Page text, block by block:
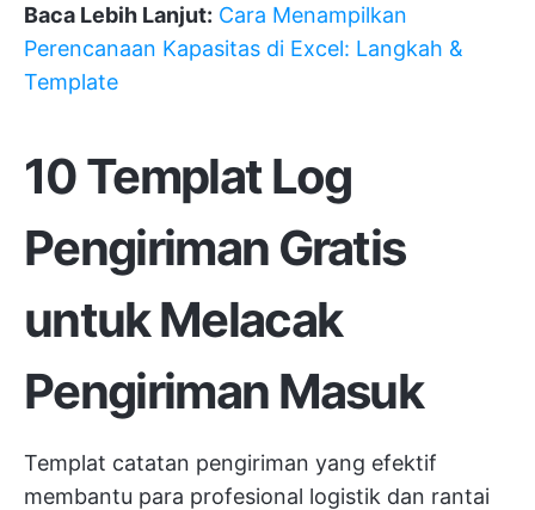
Baca Lebih Lanjut: Cara Menampilkan
Perencanaan Kapasitas di Excel: Langkah &
Template
10 Templat Log
Pengiriman Gratis
untuk Melacak
Pengiriman Masuk
Templat catatan pengiriman yang efektif
membantu para profesional logistik dan rantai